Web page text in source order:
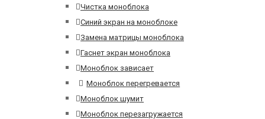
Чистка моноблока
Синий экран на моноблоке
Замена матрицы моноблока
Гаснет экран моноблока
Моноблок зависает
Моноблок перегревается
Моноблок шумит
Моноблок перезагружается